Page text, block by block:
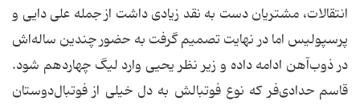
انتقالات، مشتریان دست به نقد زیادی داشت از جمله علی دایی و
پرسپولیس اما در نهایت تصمیم گرفت به حضور چندین ساله‌‌اش
در ذوب‌آهن ادامه داده و زیر نظر یحیی وارد لیگ چهاردهم شود.
قاسم حدادی‌فر كه نوع فوتبالش به دل خیلی از فوتبال‌دوستان